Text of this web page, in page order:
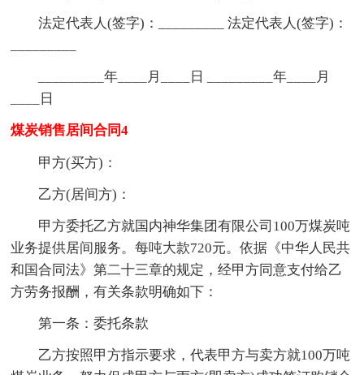
法定代表人(签字)：_________ 法定代表人(签字)：
_________年____月____日 _________年____月
____日
煤炭销售居间合同4
甲方(买方)：
乙方(居间方)：
甲方委托乙方就国内神华集团有限公司100万煤炭吨
业务提供居间服务。每吨大款720元。依据《中华人民共
和国合同法》第二十三章的规定，经甲方同意支付给乙
方劳务报酬，有关条款明确如下：
第一条：委托条款
乙方按照甲方指示要求，代表甲方与卖方就100万吨